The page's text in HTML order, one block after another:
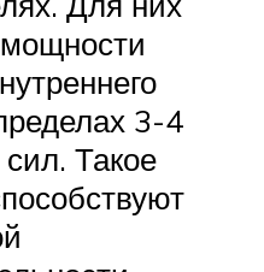
3-4
Такое